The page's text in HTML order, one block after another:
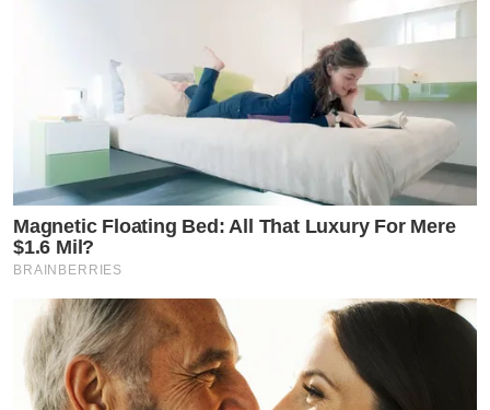
Magnetic Floating Bed: All That Luxury For Mere
$1.6 Mil?
BRAINBERRIES